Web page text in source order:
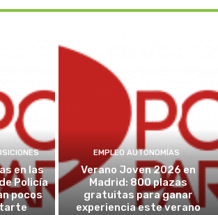
en las
Policía
pocos
EMPLEO AUTONOMÍAS
Verano Joven 2026 en
Madrid: 800 plazas
gratuitas para ganar
experiencia este verano